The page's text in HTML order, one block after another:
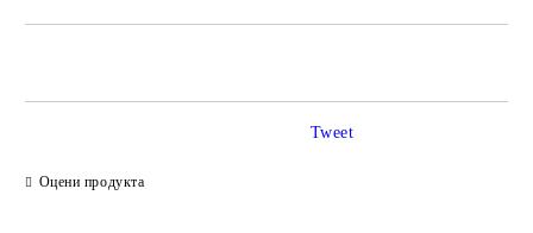
Оцени продукта
Tweet